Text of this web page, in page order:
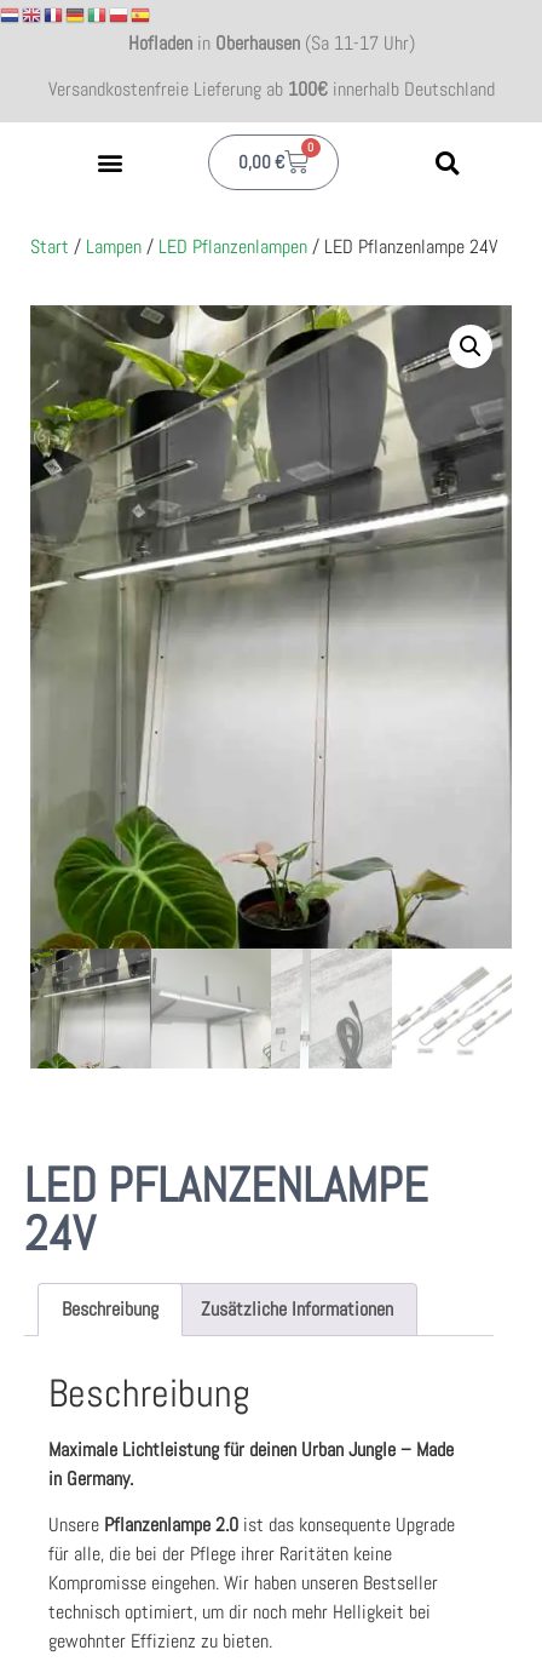
Hofladenin Oberhausen(Sa 11-17 Uhr)
Versandkostenfreie Lieferung ab 100€innerhalb Deutschland
0,00€
0
LED PFLANZENLAMPE
24V
Beschreibung Zusätzliche Informationen
Beschreibung
Maximale Lichtleistung für deinen Urban Jungle – Made
in Germany.
Unsere Pflanzenlampe 2.0 ist das konsequente Upgrade
für alle, die bei der Pflege ihrer Raritäten keine
Kompromisse eingehen. Wir haben unseren Bestseller
technisch optimiert, um dir noch mehr Helligkeit bei
gewohnter Effizienz zu bieten.
Start / Lampen/ LED Pflanzenlampen/ LED Pflanzenlampe 24V